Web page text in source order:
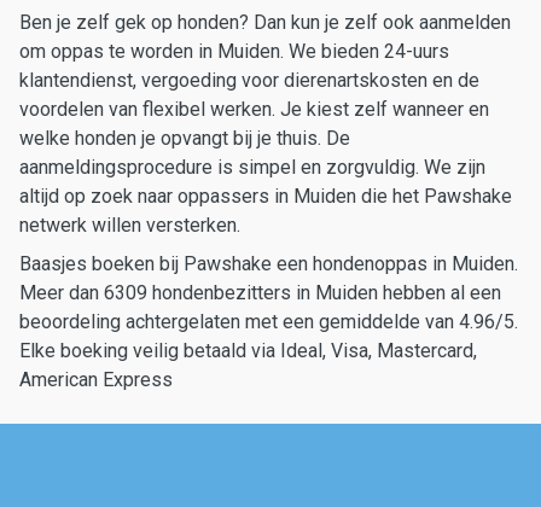
Ben je zelf gek op honden? Dan kun je zelf ook aanmelden
om oppas te worden in Muiden. We bieden 24-uurs
klantendienst, vergoeding voor dierenartskosten en de
voordelen van flexibel werken. Je kiest zelf wanneer en
welke honden je opvangt bij je thuis. De
aanmeldingsprocedure is simpel en zorgvuldig. We zijn
altijd op zoek naar oppassers in Muiden die het Pawshake
netwerk willen versterken.
Baasjes boeken bij Pawshake een hondenoppas in Muiden.
Meer dan 6309 hondenbezitters in Muiden hebben al een
beoordeling achtergelaten met een gemiddelde van 4.96/5.
Elke boeking veilig betaald via Ideal, Visa, Mastercard,
American Express